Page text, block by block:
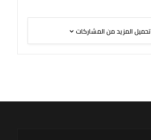
تحميل المزيد من المشاركات